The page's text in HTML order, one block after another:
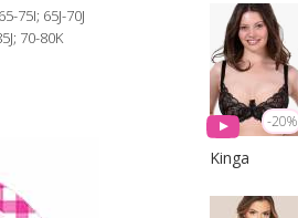
75I; 65J-70J
70-80K
-20%
Kinga